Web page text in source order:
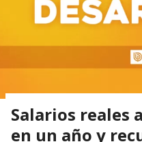
Salarios reales
en un año y